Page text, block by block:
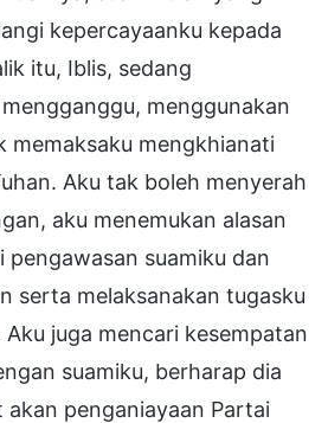
kepercayaanku kepada
itu, Iblis, sedang
menggunakan
memaksaku mengkhianati
Aku tak boleh menyerah
aku menemukan alasan
suamiku dan
serta melaksanakan tugasku
juga mencari kesempatan
suamiku, berharap dia
penganiayaan Partai